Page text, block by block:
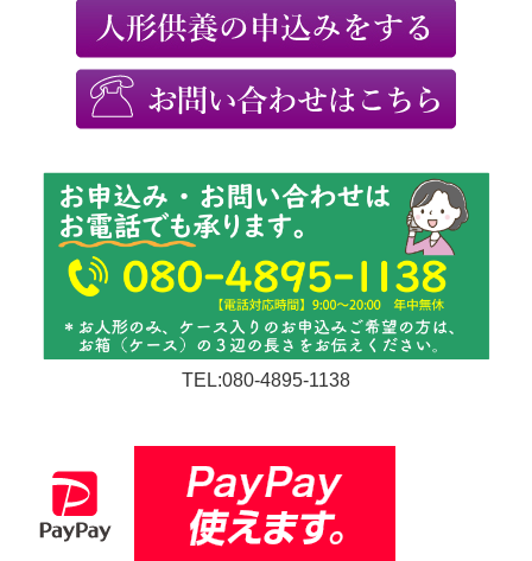
TEL:080-4895-1138